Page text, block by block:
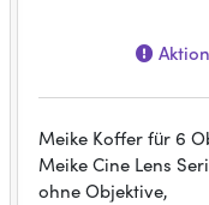
Meike Koffer für 6
Meike Cine Lens
ohne Objektive,